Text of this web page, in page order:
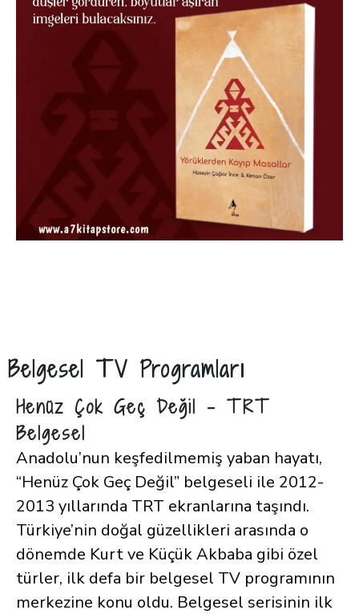
Belgesel TV Programları
Henüz Çok Geç Değil – TRT
Belgesel
Anadolu’nun keşfedilmemiş yaban hayatı,
“Henüz Çok Geç Değil” belgeseli ile 2012-
2013 yıllarında TRT ekranlarına taşındı.
Türkiye’nin doğal güzellikleri arasında o
dönemde Kurt ve Küçük Akbaba gibi özel
türler, ilk defa bir belgesel TV programının
merkezine konu oldu. Belgesel serisinin ilk